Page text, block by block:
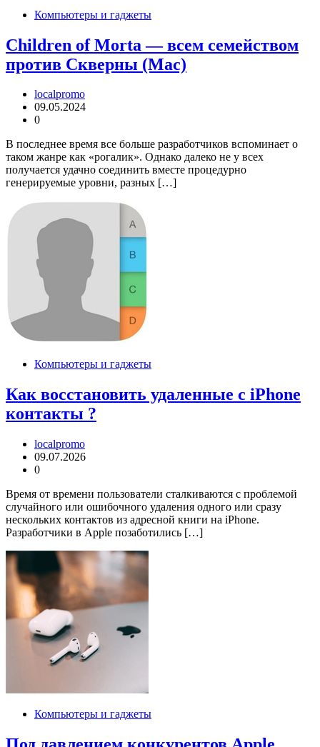
Компьютеры и гаджеты
Children of Morta — всем семейством
против Скверны (Mac)
localpromo
09.05.2024
0
В последнее время все больше разработчиков вспоминает о
таком жанре как «рогалик». Однако далеко не у всех
получается удачно соединить вместе процедурно
генерируемые уровни, разных […]
Компьютеры и гаджеты
Как восстановить удаленные с iPhone
контакты ?
localpromo
09.07.2026
0
Время от времени пользователи сталкиваются с проблемой
случайного или ошибочного удаления одного или сразу
нескольких контактов из адресной книги на iPhone.
Разработчики в Apple позаботились […]
Компьютеры и гаджеты